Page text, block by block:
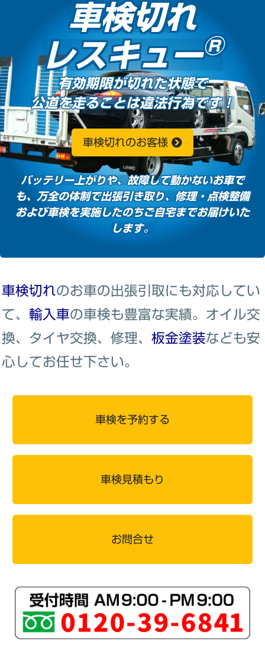
車検切れ
レスキュー®
有効期限が切れた状態で
公道を走ることは違法行為です！
車検切れのお客様
バッテリー上がりや、故障して動かないお車で
も、万全の体制で出張引き取り、修理・点検整備
および車検を実施したのちご自宅までお届けいた
します。
車検切れのお車の出張引取にも対応してい
て、 輸入車の車検も豊富な実績。オイル交
換、タイヤ交換、修理、 板金塗装なども安
心してお任せ下さい。
車検を予約する
車検見積もり
お問合せ